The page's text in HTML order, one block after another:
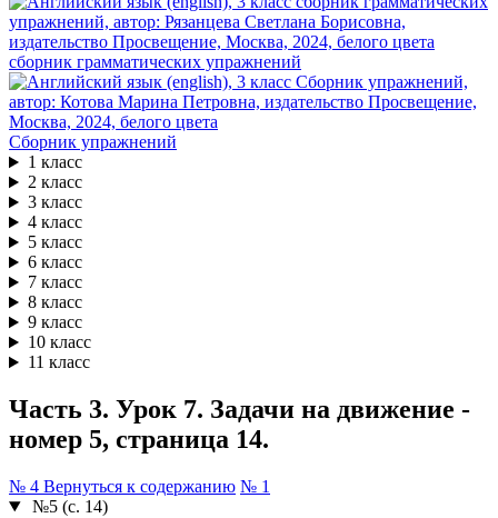
сборник грамматических упражнений
Сборник упражнений
1 класс
2 класс
3 класс
4 класс
5 класс
6 класс
7 класс
8 класс
9 класс
10 класс
11 класс
Часть 3. Урок 7. Задачи на движение -
номер 5, страница 14.
№ 4 Вернуться к содержанию № 1
№5 (с. 14)